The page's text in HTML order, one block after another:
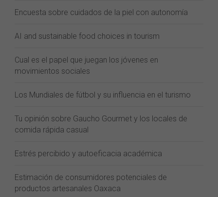
Encuesta sobre cuidados de la piel con autonomía
AI and sustainable food choices in tourism
Cual es el papel que juegan los jóvenes en
movimientos sociales
Los Mundiales de fútbol y su influencia en el turismo
Tu opinión sobre Gaucho Gourmet y los locales de
comida rápida casual
Estrés percibido y autoeficacia académica
Estimación de consumidores potenciales de
productos artesanales Oaxaca